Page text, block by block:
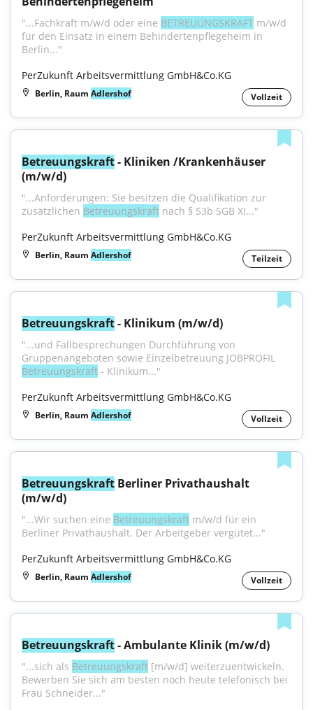
"...Fachkraft m/w/d oder eine BETREUUNGSKRAFT m/w/d
für den Einsatz in einem Behindertenpflegeheim in
Berlin..."
PerZukunft Arbeitsvermittlung GmbH&Co.KG
Berlin, Raum Adlershof Vollzeit
Betreuungskraft - Kliniken /Krankenhäuser
(m/w/d)
"...Anforderungen: Sie besitzen die Qualifikation zur
zusätzlichen Betreuungskraft nach § 53b SGB XI..."
PerZukunft Arbeitsvermittlung GmbH&Co.KG
Berlin, Raum Adlershof Teilzeit
Betreuungskraft - Klinikum (m/w/d)
"...und Fallbesprechungen Durchführung von
Betreuungskraft - Klinikum..."
PerZukunft Arbeitsvermittlung GmbH&Co.KG
Berlin, Raum Adlershof Vollzeit
Betreuungskraft Berliner Privathaushalt
(m/w/d)
"...Wir suchen eine Betreuungskraft m/w/d für ein
Berliner Privathaushalt. Der Arbeitgeber vergütet..."
PerZukunft Arbeitsvermittlung GmbH&Co.KG
Berlin, Raum Adlershof Vollzeit
Betreuungskraft - Ambulante Klinik (m/w/d)
"...sich als Betreuungskraft [m/w/d] weiterzuentwickeln.
Bewerben Sie sich am besten noch heute telefonisch bei
Frau Schneider..."